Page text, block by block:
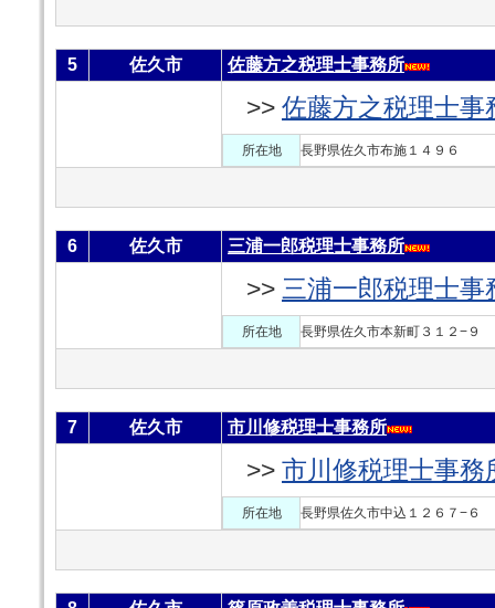
5 佐久市 佐藤方之税理士事務所
>> 佐藤方之税理士事
所在地 長野県佐久市布施１４９６
6 佐久市 三浦一郎税理士事務所
>> 三浦一郎税理士事
所在地 長野県佐久市本新町３１２−９
7 佐久市 市川修税理士事務所
>> 市川修税理士事務
所在地 長野県佐久市中込１２６７−６